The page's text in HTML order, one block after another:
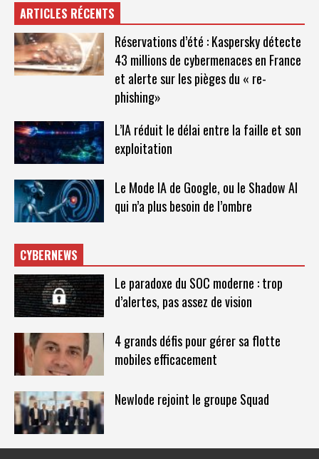
ARTICLES RÉCENTS
Réservations d’été : Kaspersky détecte
43 millions de cybermenaces en France
et alerte sur les pièges du « re-
phishing»
L’IA réduit le délai entre la faille et son
exploitation
Le Mode IA de Google, ou le Shadow AI
qui n’a plus besoin de l’ombre
CYBERNEWS
Le paradoxe du SOC moderne : trop
d’alertes, pas assez de vision
4 grands défis pour gérer sa flotte
mobiles efficacement
Newlode rejoint le groupe Squad